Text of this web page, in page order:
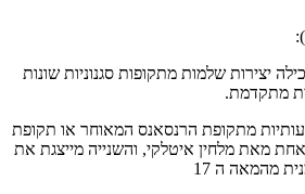
יצירות שלמות מתקופות סגנוניות שונות
מתקדמת.
מתקופת הרנסאנס המאוחר או תקופת
מאת מלחין איטלקי, והשנייה מייצגת את
מהמאה ה 17